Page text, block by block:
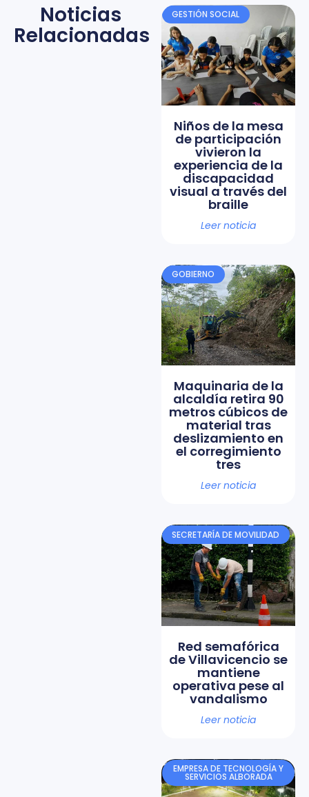
Noticias
Relacionadas
GESTIÓN SOCIAL
Niños de la mesa
de participación
vivieron la
experiencia de la
discapacidad
visual a través del
braille
Leer noticia
GOBIERNO
Maquinaria de la
alcaldía retira 90
metros cúbicos de
material tras
deslizamiento en
el corregimiento
tres
Leer noticia
SECRETARÍA DE MOVILIDAD
Red semafórica
de Villavicencio se
mantiene
operativa pese al
vandalismo
Leer noticia
EMPRESA DE TECNOLOGÍA Y
SERVICIOS ALBORADA